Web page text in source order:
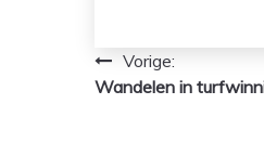
Bericht
navigatie
Vorige:
Wandelen in